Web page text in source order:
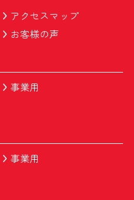
アクセスマップ
お客様の声
事業用
事業用